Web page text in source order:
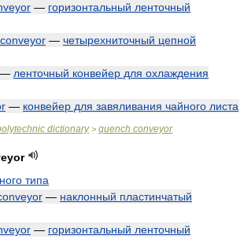
— горизонтальный ленточный
— четырехниточный цепной
— ленточный конвейер для охлаждения
— конвейер для завяливания чайного листа
dictionary> quench conveyor
типа
— наклонный пластинчатый
— горизонтальный ленточный